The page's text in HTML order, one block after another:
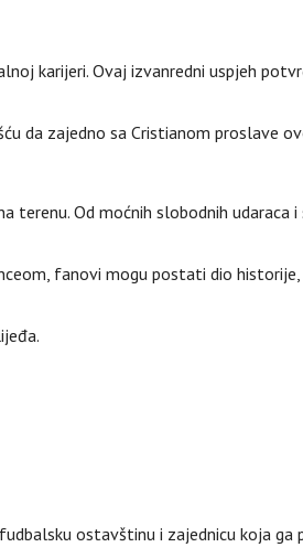
karijeri. Ovaj izvanredni uspjeh
da zajedno sa Cristianom proslave
Od moćnih slobodnih udaraca
fanovi mogu postati dio
ostavštinu i zajednicu koja ga